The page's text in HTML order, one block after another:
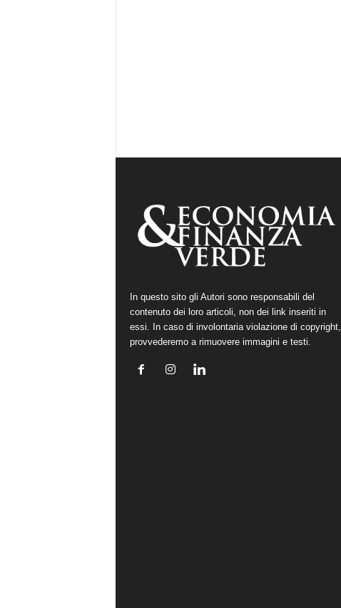
In questo sito gli Autori sono responsabili del
contenuto dei loro articoli, non dei link inseriti in
essi. In caso di involontaria violazione di copyright,
provvederemo a rimuovere immagini e testi.